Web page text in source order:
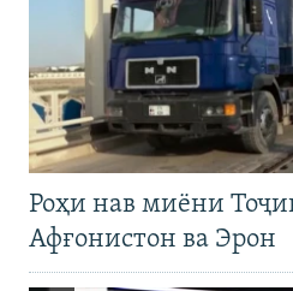
Роҳи нав миёни
Афғонистон ва Эрон